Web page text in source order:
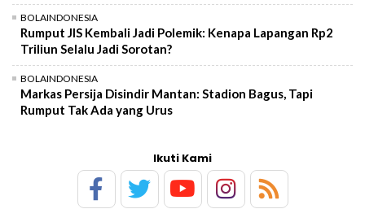
BOLAINDONESIA
Rumput JIS Kembali Jadi Polemik: Kenapa Lapangan Rp2
Triliun Selalu Jadi Sorotan?
BOLAINDONESIA
Markas Persija Disindir Mantan: Stadion Bagus, Tapi
Rumput Tak Ada yang Urus
Ikuti Kami